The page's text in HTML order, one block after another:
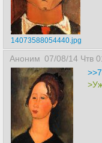
14073588054440.jpg
Аноним 07/08/14 Чтв